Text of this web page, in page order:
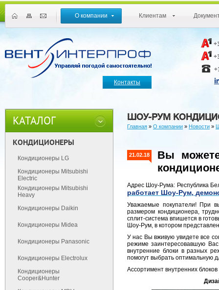
О компании Клиентам
Контакты
КАТАЛОГ
КОНДИЦИОНЕРЫ
Кондиционеры LG
Кондиционеры Mitsubishi
Electric
Кондиционеры Mitsubishi
Heavy
Кондиционеры Daikin
Кондиционеры Midea
Кондиционеры Panasonic
Кондиционеры Electrolux
Кондиционеры
Cooper&Hunter
ШОУ-РУМ
Главная » О компании » Новости »
21.02.18
Вы
Адрес Шоу-Рума: Республика
работает Шоу-Рум,
Уважаемые покупатели! При
размером кондиционера,
сплит-система впишется в
Шоу-Рум, в котором
У нас Вы вживую увидете все
режиме заинтересовавшую
внутренние блоки в разных
помогут выбрать оптимальную
Ассортимент внутренних